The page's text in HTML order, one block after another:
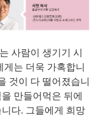
사람이 생기기 시
는 더욱 가혹합니
것이 다 떨어졌습니
만들어먹은 뒤에
다. 그들에게 희망